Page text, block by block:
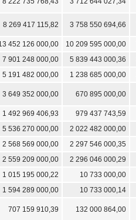
8 269 417 115,82 3 758 550 694,66
452 126 000,00 10 209 595 000,00
7 901 248 000,00 5 839 443 000,36
5 191 482 000,00 1 238 685 000,00
3 649 352 000,00 670 895 000,00
1 492 969 406,93 979 437 743,59
5 536 270 000,00 2 022 482 000,00
2 568 569 000,00 2 297 546 000,35
2 559 209 000,00 2 296 046 000,29
1 015 195 000,22 10 733 000,00
1 594 289 000,00 10 733 000,14
707 159 910,39 132 000 864,00